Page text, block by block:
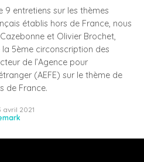
9 entretiens sur les thèmes
établis hors de France, nous
et Olivier Brochet,
5ème circonscription des
de l’Agence pour
(AEFE) sur le thème de
de France.
avril 2021